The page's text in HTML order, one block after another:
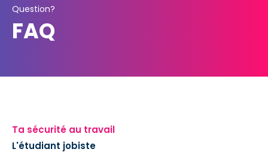
Question?
FAQ
Ta sécurité au travail
L'étudiant jobiste